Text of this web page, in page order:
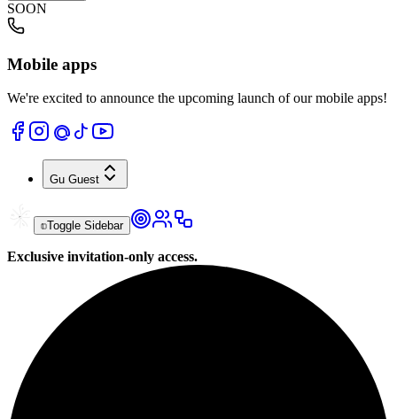
SOON
Mobile apps
We're excited to announce the upcoming launch of our mobile apps!
Gu Guest
Toggle Sidebar
Exclusive invitation-only access.